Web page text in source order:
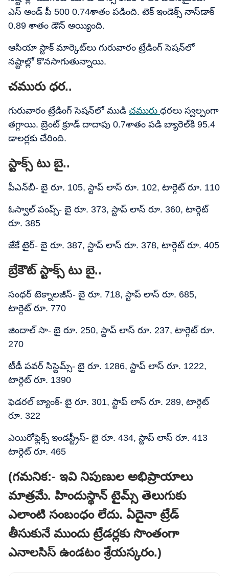
ఎస్​ అండ్​ పీ 500​ 0.74శాతం పడింది. టెక్​ ఇండెక్స్​ నాస్​డాక్
0.89 శాతం డౌన్​ అయ్యింది.
ఆసియా స్టాక్​ మార్కెట్​లు గురువారం ట్రేడింగ్​ సెషన్​లో
నష్టాల్లో కొనసాగుతున్నాయి.
చమురు ధర..
గురువారం ట్రేడింగ్​ సెషన్​లో ముడి చమురు ధరలు స్వల్పంగా
తగ్గాయి. బ్రెంట్​ క్రూడ్ దాదాపు 0.7శాతం పడి బ్యారెల్​కి 95.4
డాలర్లకు చేరింది.
స్టాక్స్ టు బై..
పీఎన్​బీ- బై రూ. 105, స్టాప్​ లాస్​ రూ. 102, టార్గెట్​ రూ. 110
ఓస్వాల్ పంప్స్- బై రూ. 373, స్టాప్​ లాస్​ రూ. 360, టార్గెట్​
రూ. 385
జేకే టైర్- బై రూ. 387, స్టాప్​ లాస్​ రూ. 378, టార్గెట్​ రూ. 405
బ్రేకౌట్ స్టాక్స్​ టు బై..
సంధర్ టెక్నాలజీస్- బై రూ. 718, స్టాప్​ లాస్​ రూ. 685,
టార్గెట్​ రూ. 770
జిందాల్ సా- బై రూ. 250, స్టాప్​ లాస్​ రూ. 237, టార్గెట్​ రూ.
270
టీడీ పవర్​ సిస్టెమ్స్- బై రూ. 1286, స్టాప్​ లాస్​ రూ. 1222,
టార్గెట్​ రూ. 1390
ఫెడరల్ బ్యాంక్- బై రూ. 301, స్టాప్​ లాస్​ రూ. 289, టార్గెట్​
రూ. 322
ఎయిరోఫ్లెక్స్ ఇండస్ట్రీస్- బై రూ. 434, స్టాప్ లాస్ రూ. 413
టార్గెట్​ రూ. 465
(గమనిక:- ఇవి నిపుణుల అభిప్రాయాలు
మాత్రమే. హిందుస్థాన్​ టైమ్స్​ తెలుగుకు
ఎలాంటి సంబంధం లేదు. ఏదైనా ట్రేడ్​
తీసుకునే ముందు ట్రేడర్లకు సొంతంగా
ఎనాలసిస్​ ఉండటం శ్రేయస్కరం.)